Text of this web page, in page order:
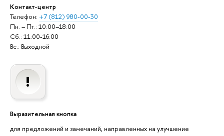
Контакт-центр
Телефон: +7 (812) 980-00-30
Пн. – Пт.: 10:00–18:00
Сб.: 11:00-16:00
Вс.: Выходной
Выразительная кнопка
для предложений и замечаний, направленных на улучшение